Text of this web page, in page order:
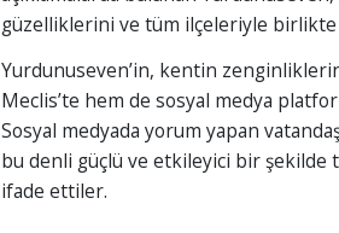
güzelliklerini ve tüm ilçeleriyle birlikte
Yurdunuseven’in, kentin
Meclis’te hem de sosyal medya
Sosyal medyada yorum yapan
bu denli güçlü ve etkileyici bir şekilde
ifade ettiler.